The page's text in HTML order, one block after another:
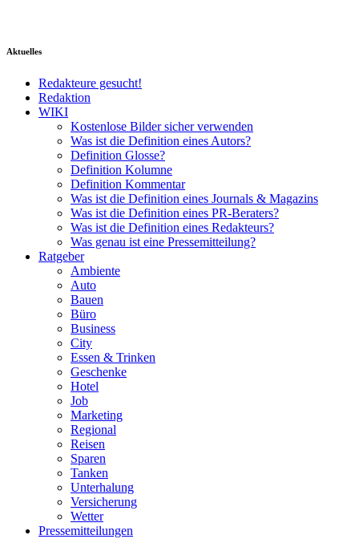
Aktuelles
Redakteure gesucht!
Redaktion
WIKI
Kostenlose Bilder sicher verwenden
Was ist die Definition eines Autors?
Definition Glosse?
Definition Kolumne
Definition Kommentar
Was ist die Definition eines Journals & Magazins
Was ist die Definition eines PR-Beraters?
Was ist die Definition eines Redakteurs?
Was genau ist eine Pressemitteilung?
Ratgeber
Ambiente
Auto
Bauen
Büro
Business
City
Essen & Trinken
Geschenke
Hotel
Job
Marketing
Regional
Reisen
Sparen
Tanken
Unterhalung
Versicherung
Wetter
Pressemitteilungen